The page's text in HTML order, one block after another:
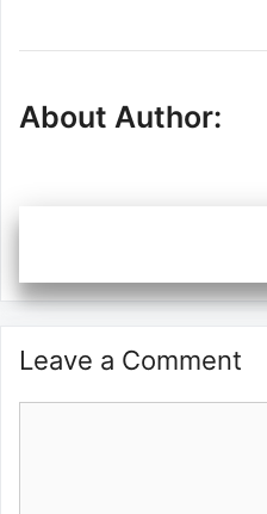
About Author:
Leave a Comment